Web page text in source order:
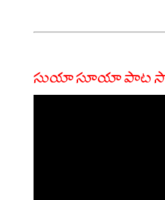
సుయా సూయా పాట